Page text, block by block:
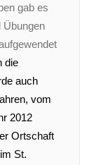
gab es
Übungen
die
auch
vom
2012
Ortschaft
St.